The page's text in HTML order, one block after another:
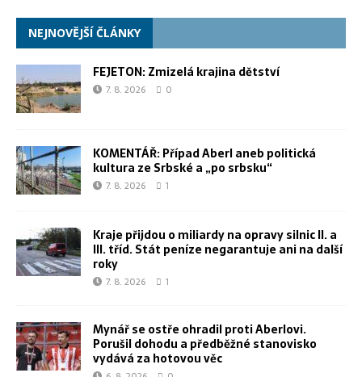
NEJNOVĚJŠÍ ČLÁNKY
FEJETON: Zmizelá krajina dětství
7. 8. 2026 0
KOMENTÁŘ: Případ Aberl aneb politická
kultura ze Srbské a „po srbsku“
7. 8. 2026 1
Kraje přijdou o miliardy na opravy silnic II. a
III. tříd. Stát peníze negarantuje ani na další
roky
7. 8. 2026 1
Mynář se ostře ohradil proti Aberlovi.
Porušil dohodu a předběžné stanovisko
vydává za hotovou věc